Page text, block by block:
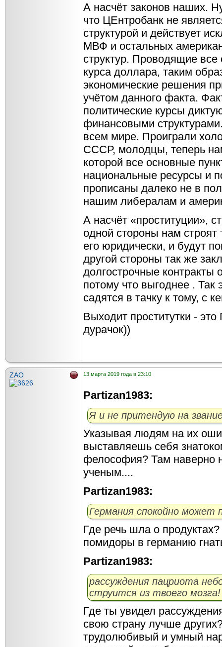
А насчёт законов наших.
что ЦЕнтробанк не
структурой и действует
МВФ и остальных
структур. Проводящие все
курса доллара, таким
экономические решения
учётом данного факта.
политические курсы
финансовыми
всем мире. Проиграли
СССР, молодцы, теперь
которой все основные
национальные ресурсы и
прописаны далеко не в
нашим либералам и
А насчёт «проституции»,
одной стороны нам
его юридически, и будут
другой стороны так же
долгострочные контракты
потому что выгоднее . Так
садятся в тачку к тому, с
Выходит проститутки -
дурачок))
ZAO 13 марта 2019 года в 23:10
Partizan1983:
Я и не притендую на
Указывая людям на их
выставляешь себя
фелософия? Там наверно
ученым....
Partizan1983:
Германия спокойно может
Где речь шла о
помидоры в германию
Partizan1983:
рассуждения пацриота
струится из твоего мозга!
Где ты увидел
свою страну лучше
трудолюбивый и умный